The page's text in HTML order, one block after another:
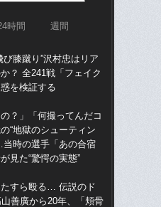
時間 週間
び膝蹴り”沢村忠はリア
？ 全241戦「フェイク
を検証する
の？」「何撮ってんだコ
“地獄のシューティン
時の選手「あの合宿
見た“驚愕の実態”
すら殴る… 伝説のド
善廣から20年、「頬骨